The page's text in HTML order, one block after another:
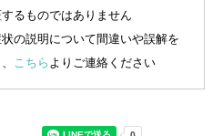
るものではありません
の説明について間違いや誤解を
こちら よりご連絡ください